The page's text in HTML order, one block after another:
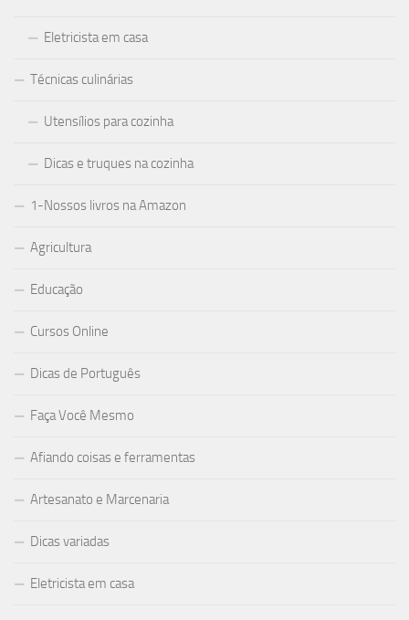
Eletricista em casa
Técnicas culinárias
Utensílios para cozinha
Dicas e truques na cozinha
1-Nossos livros na Amazon
Agricultura
Educação
Cursos Online
Dicas de Português
Faça Você Mesmo
Afiando coisas e ferramentas
Artesanato e Marcenaria
Dicas variadas
Eletricista em casa